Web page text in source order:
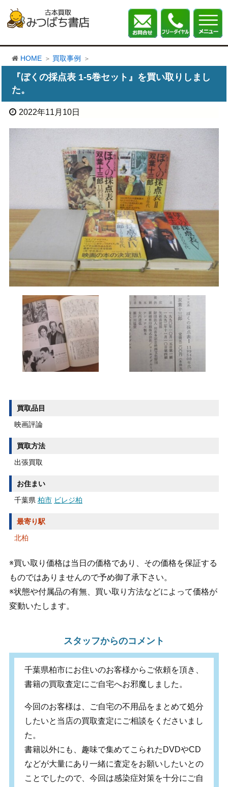
HOME 買取事例
『ぼくの採点表 1-5巻セット』を買い取りしまし
た。
2022年11月10日
買取品目
映画評論
買取方法
出張買取
お住まい
千葉県 柏市 ビレジ柏
最寄り駅
北柏
※買い取り価格は当日の価格であり、その価格を保証する
ものではありませんので予め御了承下さい。
※状態や付属品の有無、買い取り方法などによって価格が
変動いたします。
スタッフからのコメント
千葉県柏市にお住いのお客様からご依頼を頂き、
書籍の買取査定にご自宅へお邪魔しました。
今回のお客様は、ご自宅の不用品をまとめて処分
したいと当店の買取査定にご相談をくださいまし
た。
書籍以外にも、趣味で集めてこられたDVDやCD
などが大量にあり一緒に査定をお願いしたいとの
ことでしたので、今回は感染症対策を十分にご自